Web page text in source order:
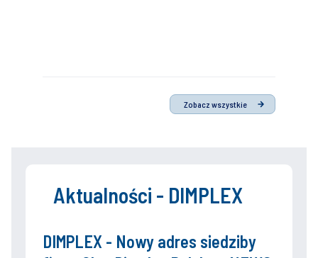
Zobacz wszystkie
Aktualności - DIMPLEX
DIMPLEX - Nowy adres siedziby